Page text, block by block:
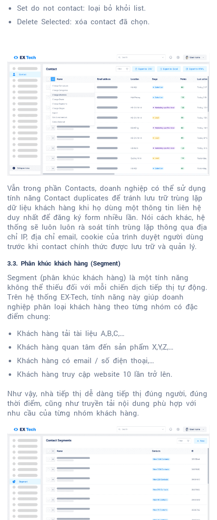
Set do not contact: loại bỏ khỏi list.
Delete Selected: xóa contact đã chọn.
Vẫn trong phần Contacts, doanh nghiệp có thể sử dụng
tính năng Contact duplicates để tránh lưu trữ trùng lặp
dữ liệu khách hàng khi họ dùng một thông tin liên hệ
duy nhất để đăng ký form nhiều lần. Nói cách khác, hệ
thống sẽ luôn luôn rà soát tính trùng lặp thông qua địa
chỉ IP, địa chỉ email, cookie của trình duyệt người dùng
trước khi contact chính thức được lưu trữ và quản lý.
3.3. Phân khúc khách hàng (Segment)
Segment (phân khúc khách hàng) là một tính năng
không thể thiếu đối với mỗi chiến dịch tiếp thị tự động.
Trên hệ thống EX-Tech, tính năng này giúp doanh
nghiệp phân loại khách hàng theo từng nhóm có đặc
điểm chung:
Khách hàng tải tài liệu A,B,C,…
Khách hàng quan tâm đến sản phẩm X,Y,Z,…
Khách hàng có email / số điện thoại,…
Khách hàng truy cập website 10 lần trở lên.
Như vậy, nhà tiếp thị dễ dàng tiếp thị đúng người, đúng
thời điểm, cũng như truyền tải nội dung phù hợp với
nhu cầu của từng nhóm khách hàng.